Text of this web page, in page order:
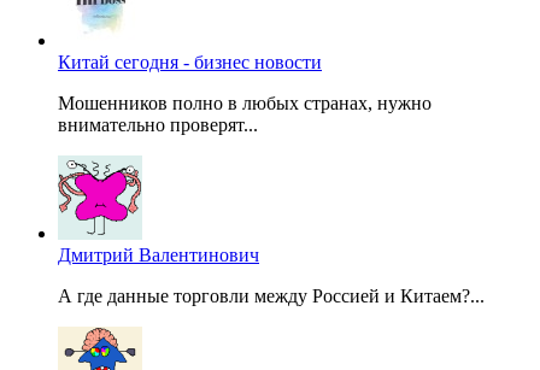
Китай сегодня - бизнес новости
Мошенников полно в любых странах, нужно
внимательно проверят...
Дмитрий Валентинович
А где данные торговли между Россией и Китаем?...